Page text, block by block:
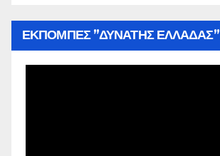
ΕΚΠΟΜΠΕΣ ”ΔΥΝΑΤΗΣ ΕΛΛΑΔΑΣ”